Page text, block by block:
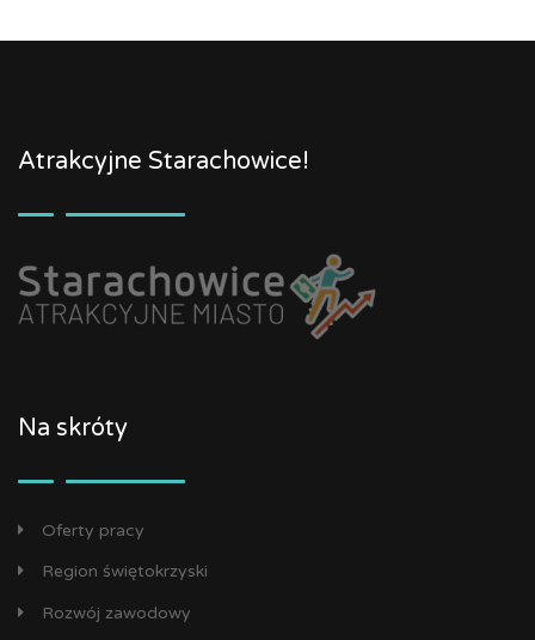
Atrakcyjne Starachowice!
Na skróty
Oferty pracy
Region świętokrzyski
Rozwój zawodowy